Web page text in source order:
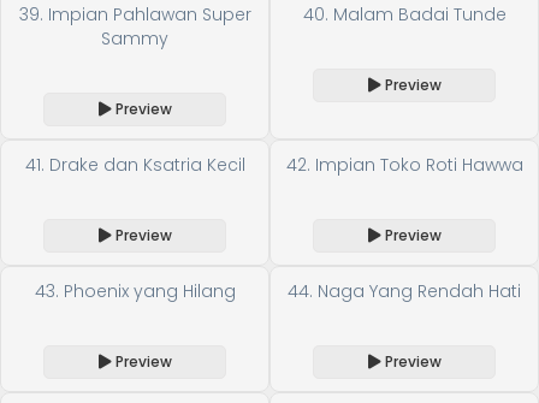
39. Impian Pahlawan Super
Sammy
Preview
40. Malam Badai Tunde
Preview
41. Drake dan Ksatria Kecil
Preview
42. Impian Toko Roti Hawwa
Preview
43. Phoenix yang Hilang
Preview
44. Naga Yang Rendah Hati
Preview